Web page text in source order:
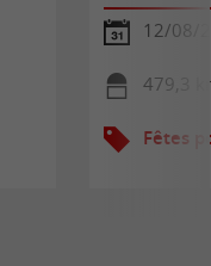
12/08/
479,3
Fêtes